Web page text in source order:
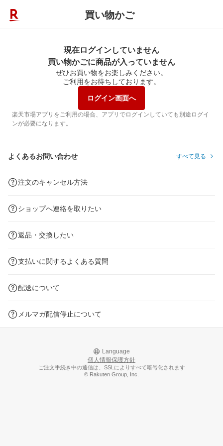
買い物かご
現在ログインしていません
買い物かごに商品が入っていません
ぜひお買い物をお楽しみください。
ご利用をお待ちしております。
ログイン画面へ
楽天市場アプリをご利用の場合、アプリでログインしていても別途ログイ
ンが必要になります。
よくあるお問い合わせ すべて見る
注文のキャンセル方法
ショップへ連絡を取りたい
返品・交換したい
支払いに関するよくある質問
配送について
メルマガ配信停止について
Language
個人情報保護方針
ご注文手続き中の通信は、SSLによりすべて暗号化されます
© Rakuten Group, Inc.